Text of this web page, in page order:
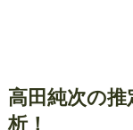
高田純次の
析！